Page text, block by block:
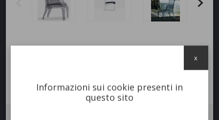
Informazioni sui cookie presenti in
questo sito
x